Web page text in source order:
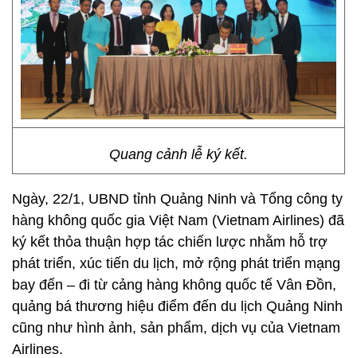
Quang cảnh lễ ký kết.
Ngày, 22/1, UBND tỉnh Quảng Ninh và Tổng công ty
hàng không quốc gia Việt Nam (Vietnam Airlines) đã
ký kết thỏa thuận hợp tác chiến lược nhằm hỗ trợ
phát triển, xúc tiến du lịch, mở rộng phát triển mạng
bay đến – đi từ cảng hàng không quốc tế Vân Đồn,
quảng bá thương hiệu điểm đến du lịch Quảng Ninh
cũng như hình ảnh, sản phẩm, dịch vụ của Vietnam
Airlines.